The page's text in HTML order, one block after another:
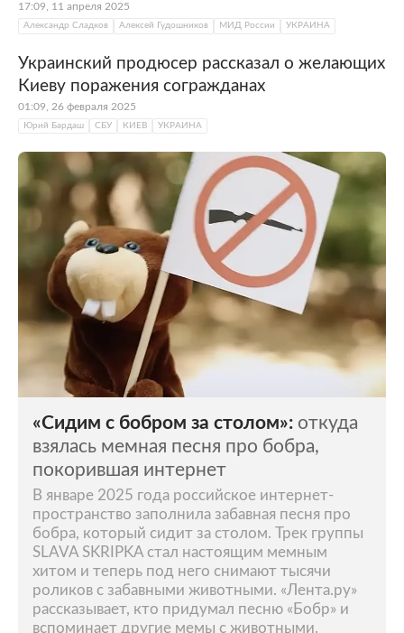
17:09, 11 апреля 2025
Александр Сладков Алексей Гудошников МИД России УКРАИНА
Украинский продюсер рассказал о желающих
Киеву поражения согражданах
01:09, 26 февраля 2025
Юрий Бардаш СБУ КИЕВ УКРАИНА
«Сидим с бобром за столом»: откуда
взялась мемная песня про бобра,
покорившая интернет
В январе 2025 года российское интернет-
пространство заполнила забавная песня про
бобра, который сидит за столом. Трек группы
SLAVA SKRIPKA стал настоящим мемным
хитом и теперь под него снимают тысячи
роликов с забавными животными. «Лента.ру»
рассказывает, кто придумал песню «Бобр» и
вспоминает другие мемы с животными.